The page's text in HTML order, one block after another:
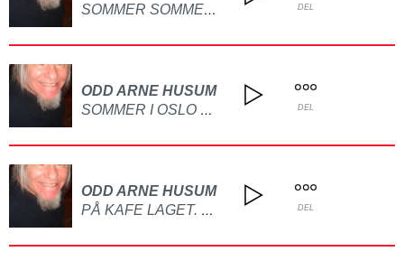
SOMMER SOMMER DET ER DET VI VI HA LAGET PÅ GITAR OG PIANO DEL
ODD ARNE HUSUM
SOMMER I OSLO BY LAGET PÅ GITAR DEL
ODD ARNE HUSUM
PÅ KAFE LAGET. PÅ GITAR DEL